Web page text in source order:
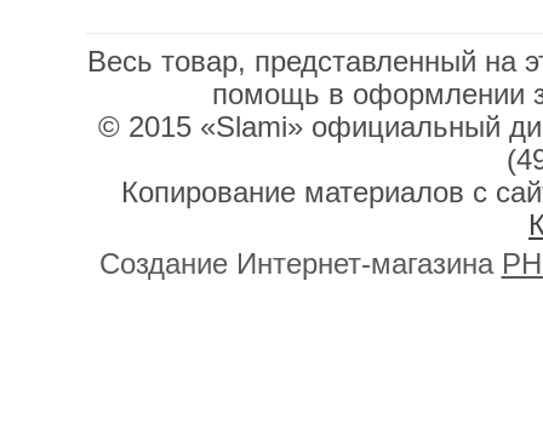
Весь товар, представленный на
помощь в оформлении
© 2015 «Slami» официальный
Копирование материалов с
Создание Интернет-магазина